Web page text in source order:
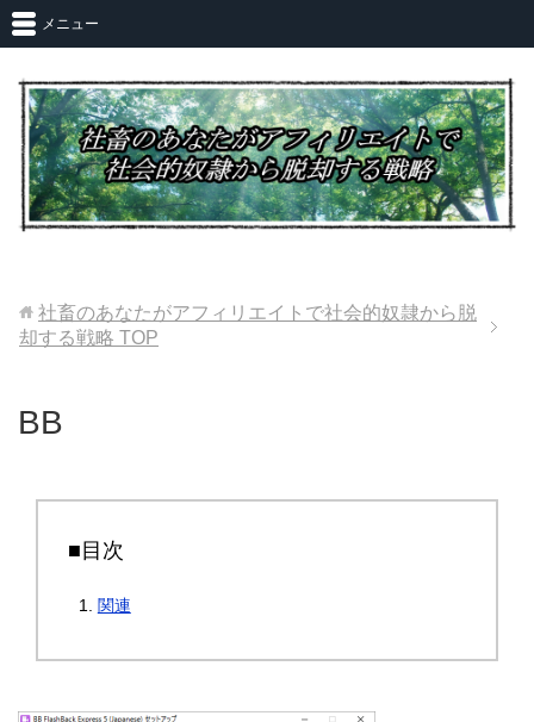
メニュー
社畜のあなたがアフィリエイトで社会的奴隷から脱
却する戦略 TOP
BB
■目次
関連